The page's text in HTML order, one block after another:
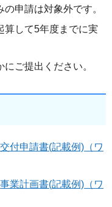
申請は対象外です。
算して5年度までに実
ご提出ください。
交付申請書(記載例)（ワ
事業計画書(記載例)（ワ